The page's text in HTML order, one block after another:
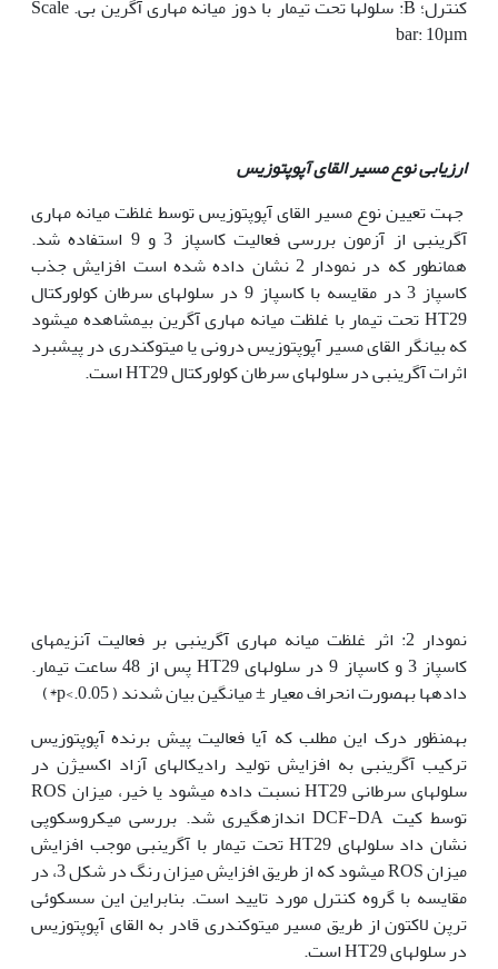
کنترل؛ B: سلول‫ها تحت تیمار با دوز میانه مهاری آگرین بی. Scale
bar: 10µm
ارزیابی نوع مسیر القای آپوپتوزیس
جهت تعیین نوع مسیر القای آپوپتوزیس توسط غلظت میانه مهاری
آگرین‫بی از آزمون بررسی فعالیت کاسپاز 3 و 9 استفاده شد.
همان‫طور که در نمودار 2 نشان داده شده است افزایش جذب
کاسپاز 3 در مقایسه با کاسپاز 9 در سلول‫های سرطان کولورکتال
HT29 تحت تیمار با غلظت میانه مهاری آگرین بیمشاهده می­شود
که بیانگر القای مسیر آپوپتوزیس درونی یا میتوکندری در پیشبرد
اثرات آگرین‫بی در سلول‫های سرطان کولورکتال HT29 است.
نمودار 2: اثر غلظت میانه مهاری آگرین‫بی بر فعالیت آنزیم­های
کاسپاز 3 و کاسپاز 9 در سلول‫های HT29 پس از 48 ساعت تیمار.
داده­ها به‫صورت انحراف معیار ± میانگین بیان شدند ( 0.05.>p*)
به‫منظور درک این مطلب که آیا فعالیت پیش برنده آپوپتوزیس
ترکیب آگرین‫بی به افزایش تولید رادیکال­های آزاد اکسیژن در
سلول‫های سرطانی HT29 نسبت داده می­شود یا خیر، میزان ROS
توسط کیت DCF-DA اندازه­گیری شد. بررسی میکروسکوپی
نشان داد سلول‫های HT29 تحت تیمار با آگرین‫بی موجب افزایش
میزان ROS می­شود که از طریق افزایش میزان رنگ در شکل 3، در
مقایسه با گروه کنترل مورد تایید است. بنابراین این سسکوئی
ترپن لاکتون از طریق مسیر میتوکندری قادر به القای آپوپتوزیس
در سلول‫های HT29 است.